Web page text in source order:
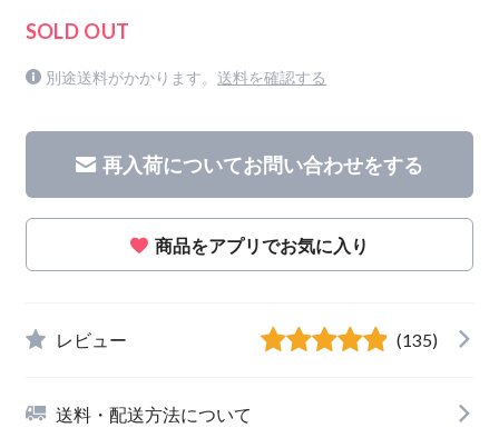
SOLD OUT
別途送料がかかります。 送料を確認する
再入荷についてお問い合わせをする
商品をアプリでお気に入り
レビュー (135)
送料・配送方法について